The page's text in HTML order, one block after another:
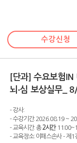
수강신청
[단과] 수요보험IN
뇌∙심 보상실무_
- 강사:
- 수강기간: 2026.08.19 ~
- 교육시간: 총2시간
- 교육장소: 이패스손사 - 제1